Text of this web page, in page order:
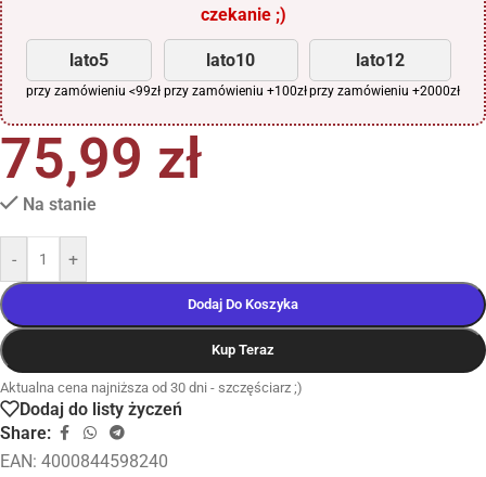
czekanie ;)
lato5
przy zamówieniu <99zł
lato10
przy zamówieniu +100zł
lato12
przy zamówieniu +2000zł
75,99 zł
Na stanie
- +
Dodaj Do Koszyka
Kup Teraz
Aktualna cena najniższa od 30 dni - szczęściarz ;)
Dodaj do listy życzeń
Share:
EAN: 4000844598240